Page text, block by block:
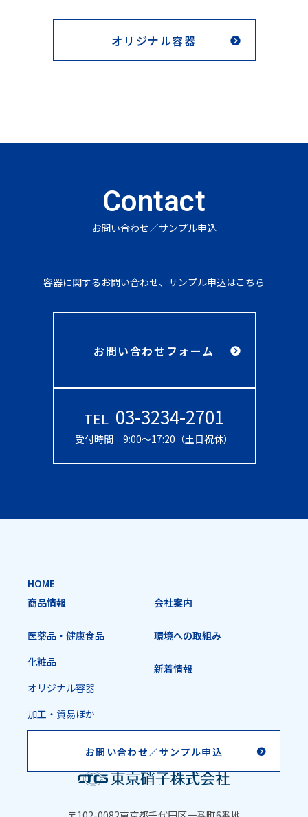
オリジナル容器
Contact
お問い合わせ／サンプル申込
容器に関するお問い合わせ、サンプル申込はこちら
TEL 03-3234-2701
受付時間 9:00〜17:20（土日祝休）
お問い合わせフォーム
HOME
商品情報
医薬品・健康食品
化粧品
オリジナル容器
加工・貿易ほか
会社案内
環境への取組み
新着情報
お問い合わせ／サンプル申込